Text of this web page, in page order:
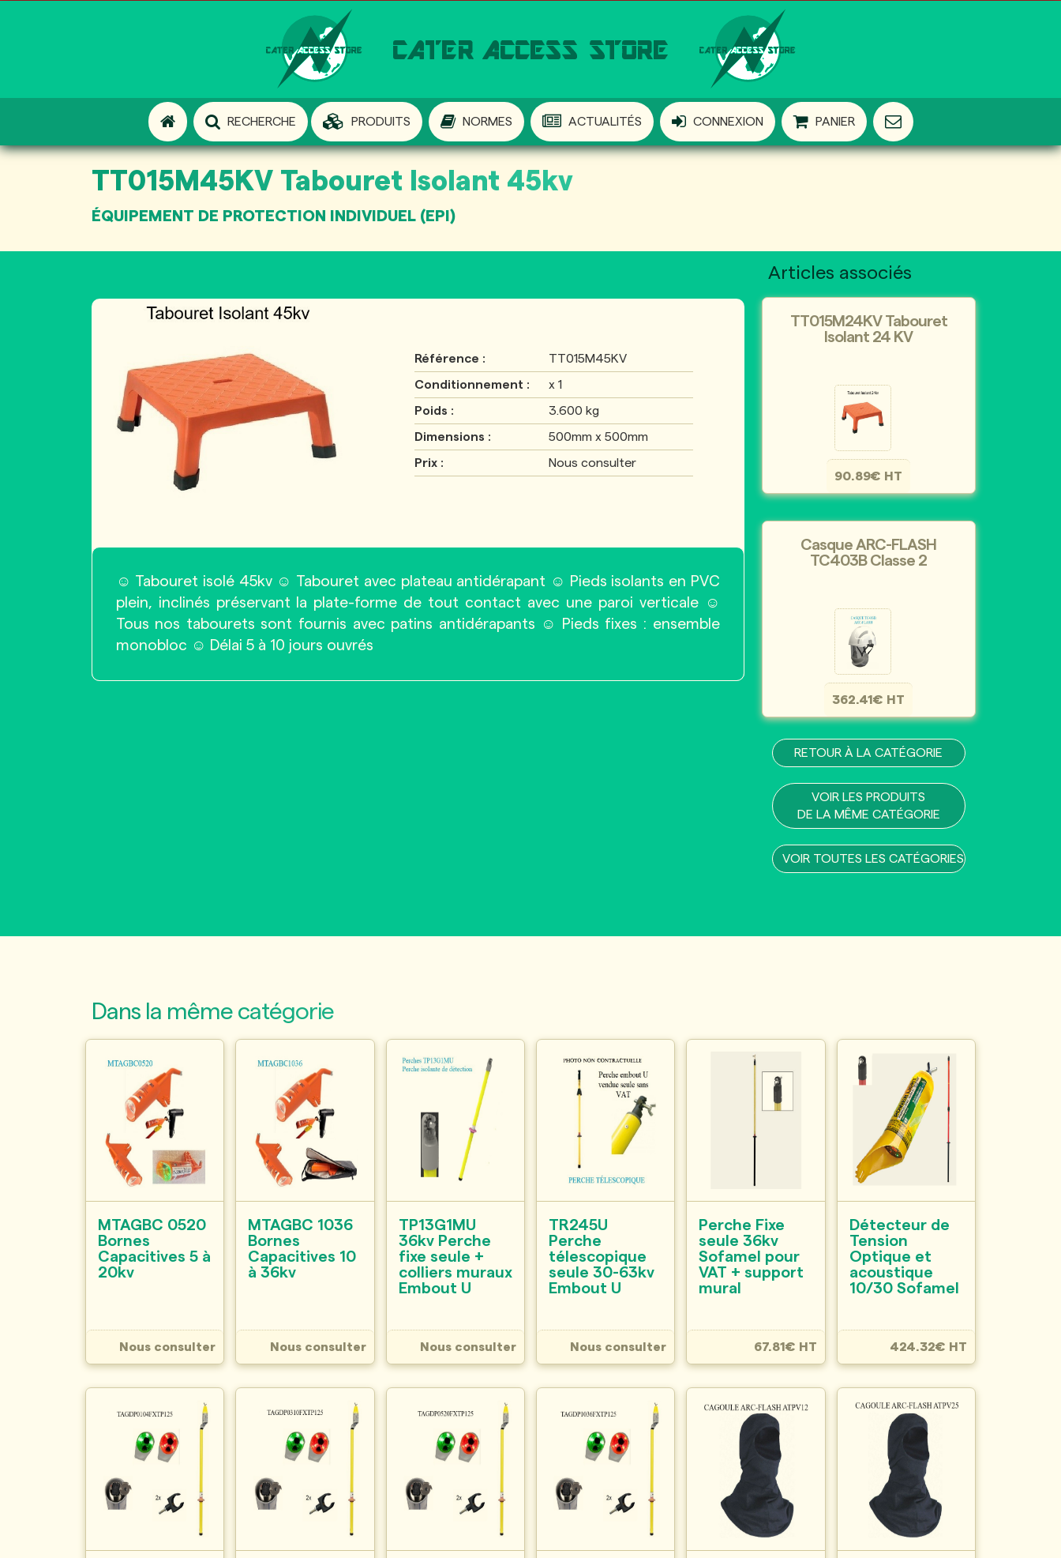
RECHERCHE PRODUITS NORMES ACTUALITÉS CONNEXION PANIER
TT015M45KV Tabouret Isolant 45kv
ÉQUIPEMENT DE PROTECTION INDIVIDUEL (EPI)
Référence : TT015M45KV
Conditionnement : x 1
Poids : 3.600 kg
Dimensions : 500mm x 500mm
Prix : Nous consulter
☺ Tabouret isolé 45kv ☺ Tabouret avec plateau antidérapant ☺ Pieds isolants en PVC
plein, inclinés préservant la plate-forme de tout contact avec une paroi verticale ☺
Tous nos tabourets sont fournis avec patins antidérapants ☺ Pieds fixes : ensemble
monobloc ☺ Délai 5 à 10 jours ouvrés
Articles associés
TT015M24KV Tabouret
Isolant 24 KV
90.89€ HT
Casque ARC-FLASH
TC403B Classe 2
362.41€ HT
RETOUR À LA CATÉGORIE
VOIR LES PRODUITS
DE LA MÊME CATÉGORIE
VOIR TOUTES LES CATÉGORIES
Dans la même catégorie
MTAGBC 0520
Bornes
Capacitives 5 à
20kv
Nous consulter
MTAGBC 1036
Bornes
Capacitives 10
à 36kv
Nous consulter
TP13G1MU
36kv Perche
fixe seule +
colliers muraux
Embout U
Nous consulter
TR245U
Perche
télescopique
seule 30-63kv
Embout U
Nous consulter
Perche Fixe
seule 36kv
Sofamel pour
VAT + support
mural
67.81€ HT
Détecteur de
Tension
Optique et
acoustique
10/30 Sofamel
424.32€ HT